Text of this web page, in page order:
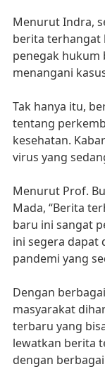
Menurut Indra,
berita terhangat
penegak hukum
menangani
Tak hanya itu,
tentang
kesehatan.
virus yang
Menurut Prof.
Mada, “Berita
baru ini sangat
ini segera dapat
pandemi yang
Dengan
masyarakat
terbaru yang
lewatkan berita
dengan